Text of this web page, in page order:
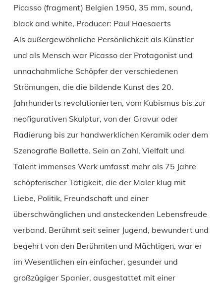
Picasso (fragment) Belgien 1950, 35 mm, sound,
black and white, Producer: Paul Haesaerts
Als außergewöhnliche Persönlichkeit als Künstler
und als Mensch war Picasso der Protagonist und
unnachahmliche Schöpfer der verschiedenen
Strömungen, die die bildende Kunst des 20.
Jahrhunderts revolutionierten, vom Kubismus bis zur
neofigurativen Skulptur, von der Gravur oder
Radierung bis zur handwerklichen Keramik oder dem
Szenografie Ballette. Sein an Zahl, Vielfalt und
Talent immenses Werk umfasst mehr als 75 Jahre
schöpferischer Tätigkeit, die der Maler klug mit
Liebe, Politik, Freundschaft und einer
überschwänglichen und ansteckenden Lebensfreude
verband. Berühmt seit seiner Jugend, bewundert und
begehrt von den Berühmten und Mächtigen, war er
im Wesentlichen ein einfacher, gesunder und
großzügiger Spanier, ausgestattet mit einer